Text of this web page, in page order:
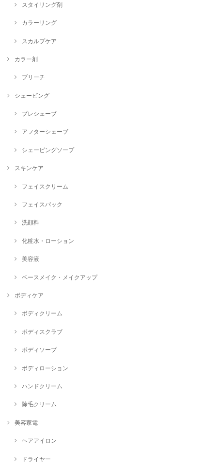
スタイリング剤
カラーリング
スカルプケア
カラー剤
ブリーチ
シェービング
プレシェーブ
アフターシェーブ
シェービングソープ
スキンケア
フェイスクリーム
フェイスパック
洗顔料
化粧水・ローション
美容液
ベースメイク・メイクアップ
ボディケア
ボディクリーム
ボディスクラブ
ボディソープ
ボディローション
ハンドクリーム
除毛クリーム
美容家電
ヘアアイロン
ドライヤー